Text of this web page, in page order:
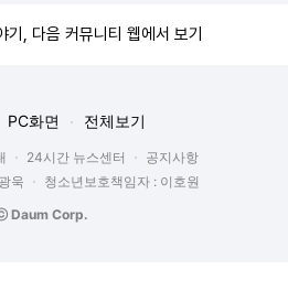
기, 다음 커뮤니티 웹에서 보기
PC화면 전체보기
24시간 뉴스센터
공지사항
욱
청소년보호책임자 : 이호원
Daum Corp.